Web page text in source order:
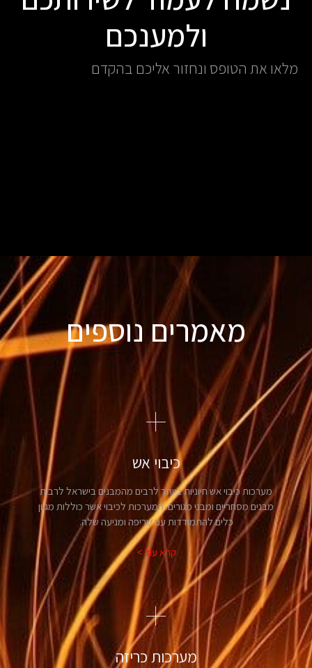
ולמענכם
מלאו את הטופס ונחזור אליכם בהקדם
מאמרים נוספים
כיבוי אש
מערכות כיבוי אש חיוניות ביותר לרבים מהמבנים בישראל לרבות
מבנים מסחריים ומבני מגורים. המערכות לכיבוי אשר כוללות מגוון
כלים להתמודדות עם שריפה ומניעה שלה.
קרא עוד >
מערכות כריזה